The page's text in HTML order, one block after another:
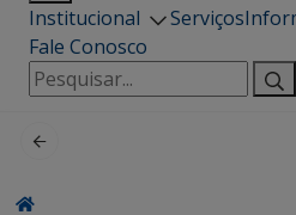
Institucional Serviços
Fale Conosco
Pesquisar
por: